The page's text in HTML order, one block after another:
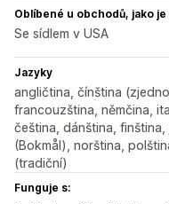
Oblíbené u obchodů, jako je
Se sídlem v USA
Jazyky
angličtina, čínština
francouzština, němčina,
čeština, dánština,
(Bokmål), norština,
(tradiční)
Funguje s: